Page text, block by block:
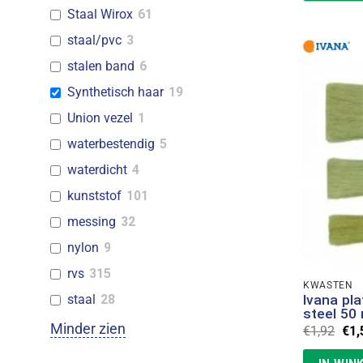
Staal Wirox 61
staal/pvc 3
stalen band 6
Synthetisch haar 19
Union vezel 1
waterbestendig 5
waterdicht 4
kunststof 101
messing 32
nylon 9
rvs 315
staal
28
Minder zien
KWASTEN
Ivana
steel 50
€1,92
prijs
€